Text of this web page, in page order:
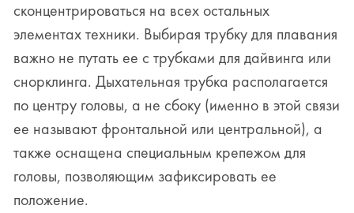
сконцентрироваться на всех остальных
элементах техники. Выбирая трубку для плавания
важно не путать ее с трубками для дайвинга или
снорклинга. Дыхательная трубка располагается
по центру головы, а не сбоку (именно в этой связи
ее называют фронтальной или центральной), а
также оснащена специальным крепежом для
головы, позволяющим зафиксировать ее
положение.